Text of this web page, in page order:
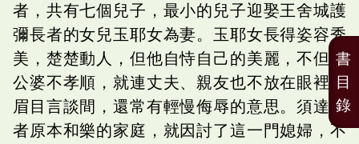
者，共有七個兒子，最小的兒子迎娶王舍城護
彌長者的女兒玉耶女為妻。玉耶女長得姿容秀
美，楚楚動人，但他自恃自己的美麗，不但對
公婆不孝順，就連丈夫、親友也不放在眼裡，
眉目言談間，還常有輕慢侮辱的意思。須達長
者原本和樂的家庭，就因討了這一門媳婦，不
書
目
錄